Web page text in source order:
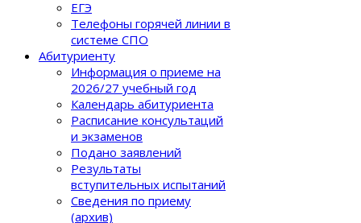
ЕГЭ
Телефоны горячей линии в
системе СПО
Абитуриенту
Информация о приеме на
2026/27 учебный год
Календарь абитуриента
Расписание консультаций
и экзаменов
Подано заявлений
Результаты
вступительных испытаний
Сведения по приему
(архив)